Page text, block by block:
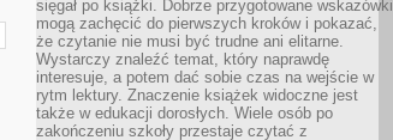
sięgał po książki. Dobrze przygotowane wskazówki
mogą zachęcić do pierwszych kroków i pokazać,
że czytanie nie musi być trudne ani elitarne.
Wystarczy znaleźć temat, który naprawdę
interesuje, a potem dać sobie czas na wejście w
rytm lektury. Znaczenie książek widoczne jest
także w edukacji dorosłych. Wiele osób po
zakończeniu szkoły przestaje czytać z